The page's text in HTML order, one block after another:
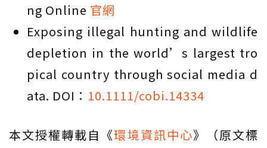
ng Online 官網
Exposing illegal hunting and wildlife
depletion in the world’s largest tro
pical country through social media d
ata. DOI： 10.1111/cobi.14334
本文授權轉載自《環境資訊中心》（原文標